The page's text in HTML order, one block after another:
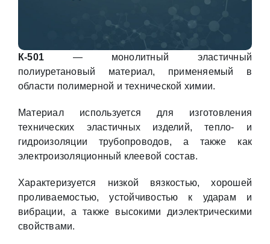
К-501 — монолитный эластичный
полиуретановый материал, применяемый в
области полимерной и технической химии.
Материал используется для изготовления
технических эластичных изделий, тепло- и
гидроизоляции трубопроводов, а также как
электроизоляционный клеевой состав.
Характеризуется низкой вязкостью, хорошей
проливаемостью, устойчивостью к ударам и
вибрации, а также высокими диэлектрическими
свойствами.